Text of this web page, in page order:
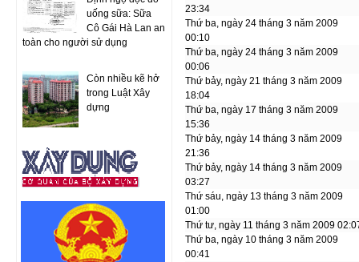
uống sữa: Sữa
Cô Gái Hà Lan an
toàn cho người sử dụng
Còn nhiều kẽ hở
trong Luật Xây
dựng
23:34
Thứ ba, ngày 24 tháng 3 năm 2009
00:10
Thứ ba, ngày 24 tháng 3 năm 2009
00:06
Thứ bảy, ngày 21 tháng 3 năm 2009
18:04
Thứ ba, ngày 17 tháng 3 năm 2009
15:36
Thứ bảy, ngày 14 tháng 3 năm 2009
21:36
Thứ bảy, ngày 14 tháng 3 năm 2009
03:27
Thứ sáu, ngày 13 tháng 3 năm 2009
01:00
Thứ tư, ngày 11 tháng 3 năm 2009
Thứ ba, ngày 10 tháng 3 năm 2009
00:41